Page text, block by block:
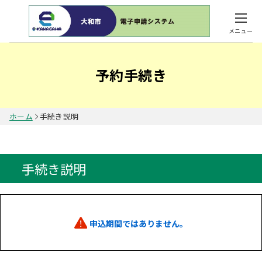
メニュー
予約手続き
ホーム 手続き説明
手続き説明
申込期間ではありません。